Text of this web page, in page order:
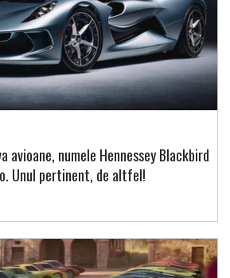
avioane, numele Hennessey Blackbird
Unul pertinent, de altfel!